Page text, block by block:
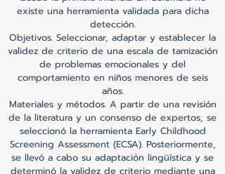
existe una herramienta validada para dicha
detección.
Objetivos. Seleccionar, adaptar y establecer la
validez de criterio de una escala de tamización
de problemas emocionales y del
comportamiento en niños menores de seis
años.
Materiales y métodos. A partir de una revisión
de la literatura y un consenso de expertos, se
seleccionó la herramienta Early Childhood
Screening Assessment (ECSA). Posteriormente,
se llevó a cabo su adaptación lingüística y se
determinó la validez de criterio mediante una